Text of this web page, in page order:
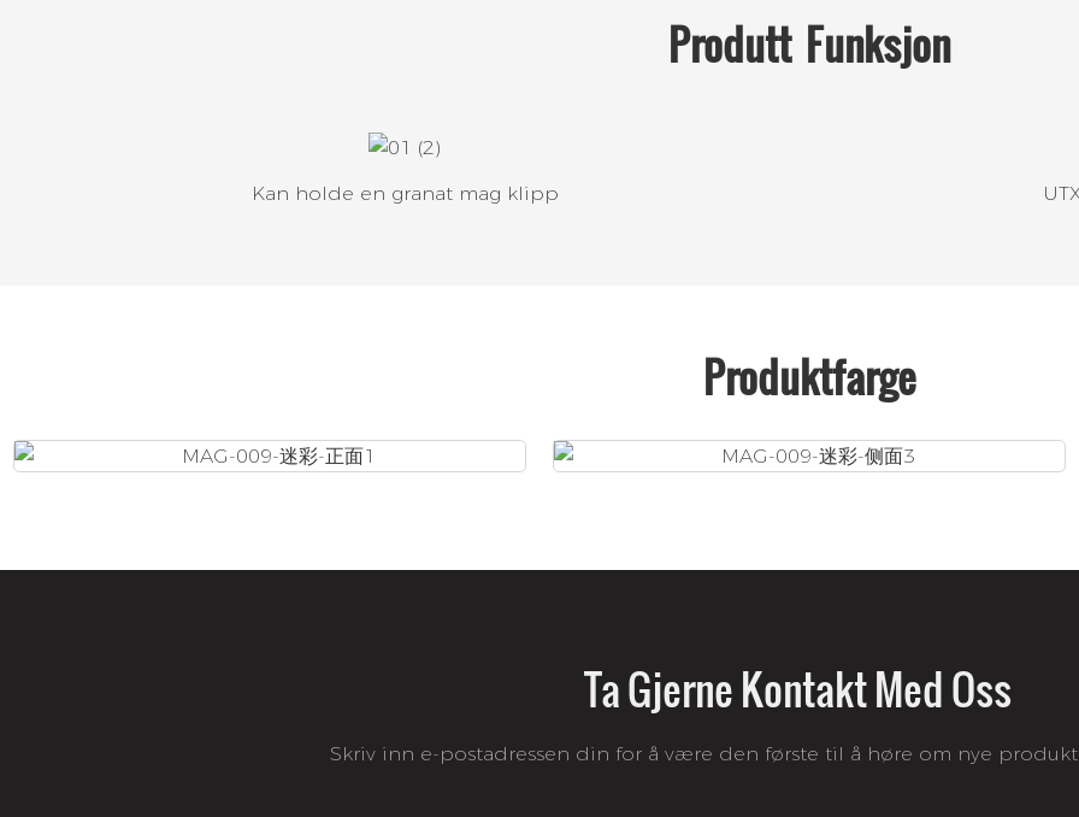
Produtt Funksjon
Kan holde en granat mag klipp
Produktfarge
Ta Gjerne Kontakt Med Oss
Skriv inn e-postadressen din for å være den første til å høre om nye